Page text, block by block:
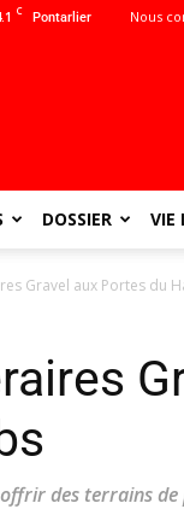
C Pontarlier Nous
DOSSIER VIE
Gravel aux Portes du
des terrains de